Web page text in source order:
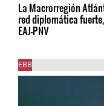
La Macrorregión
red diplomática
EAJ-PNV
EBB